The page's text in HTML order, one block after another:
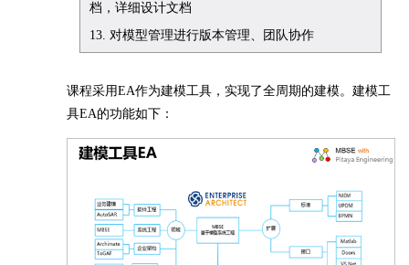
档，详细设计文档
13. 对模型管理进行版本管理、团队协作
课程采用EA作为建模工具，实现了全周期的建模。建模工
具EA的功能如下：